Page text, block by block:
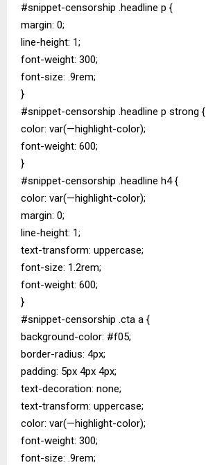
#snippet-censorship .headline p {
margin: 0;
line-height: 1;
font-weight: 300;
font-size: .9rem;
}
#snippet-censorship .headline p strong {
color: var(—highlight-color);
font-weight: 600;
}
#snippet-censorship .headline h4 {
color: var(—highlight-color);
margin: 0;
line-height: 1;
text-transform: uppercase;
font-size: 1.2rem;
font-weight: 600;
}
#snippet-censorship .cta a {
background-color: #f05;
border-radius: 4px;
padding: 5px 4px 4px;
text-decoration: none;
text-transform: uppercase;
color: var(—highlight-color);
font-weight: 300;
font-size: .9rem;